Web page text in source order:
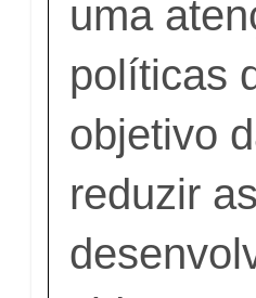
uma
políticas
objetivo
reduzir